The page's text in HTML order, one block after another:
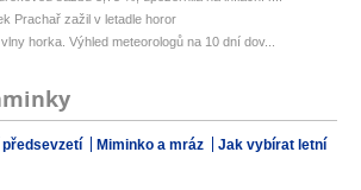
Prachař zažil v letadle horor
horka. Výhled meteorologů na 10 dní dov...
Miminko a mráz
Jak vybírat letní